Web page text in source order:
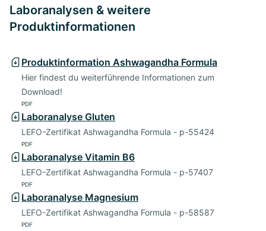
Laboranalysen & weitere
Produktinformationen
Produktinformation Ashwagandha Formula
Hier findest du weiterführende Informationen zum
Download!
PDF
Laboranalyse Gluten
LEFO-Zertifikat Ashwagandha Formula - p-55424
PDF
Laboranalyse Vitamin B6
LEFO-Zertifikat Ashwagandha Formula - p-57407
PDF
Laboranalyse Magnesium
LEFO-Zertifikat Ashwagandha Formula - p-58587
PDF